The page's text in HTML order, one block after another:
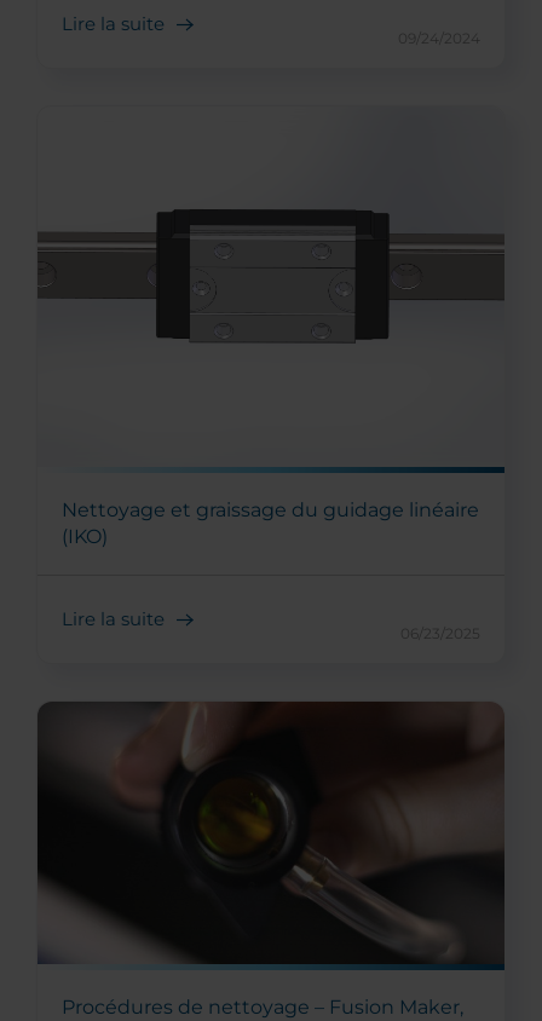
Lire la suite
09/24/2024
Nettoyage et graissage du guidage linéaire
(IKO)
Lire la suite
06/23/2025
Procédures de nettoyage – Fusion Maker,